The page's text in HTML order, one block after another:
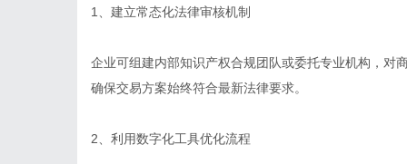
1、建立常态化法律审核机制
企业可组建内部知识产权合规团队或委托专业机构，对
确保交易方案始终符合最新法律要求。
2、利用数字化工具优化流程